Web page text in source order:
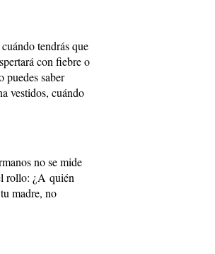
tendrás que
con fiebre o
puedes saber
vestidos, cuándo
no se mide
rollo: ¿A quién
madre, no